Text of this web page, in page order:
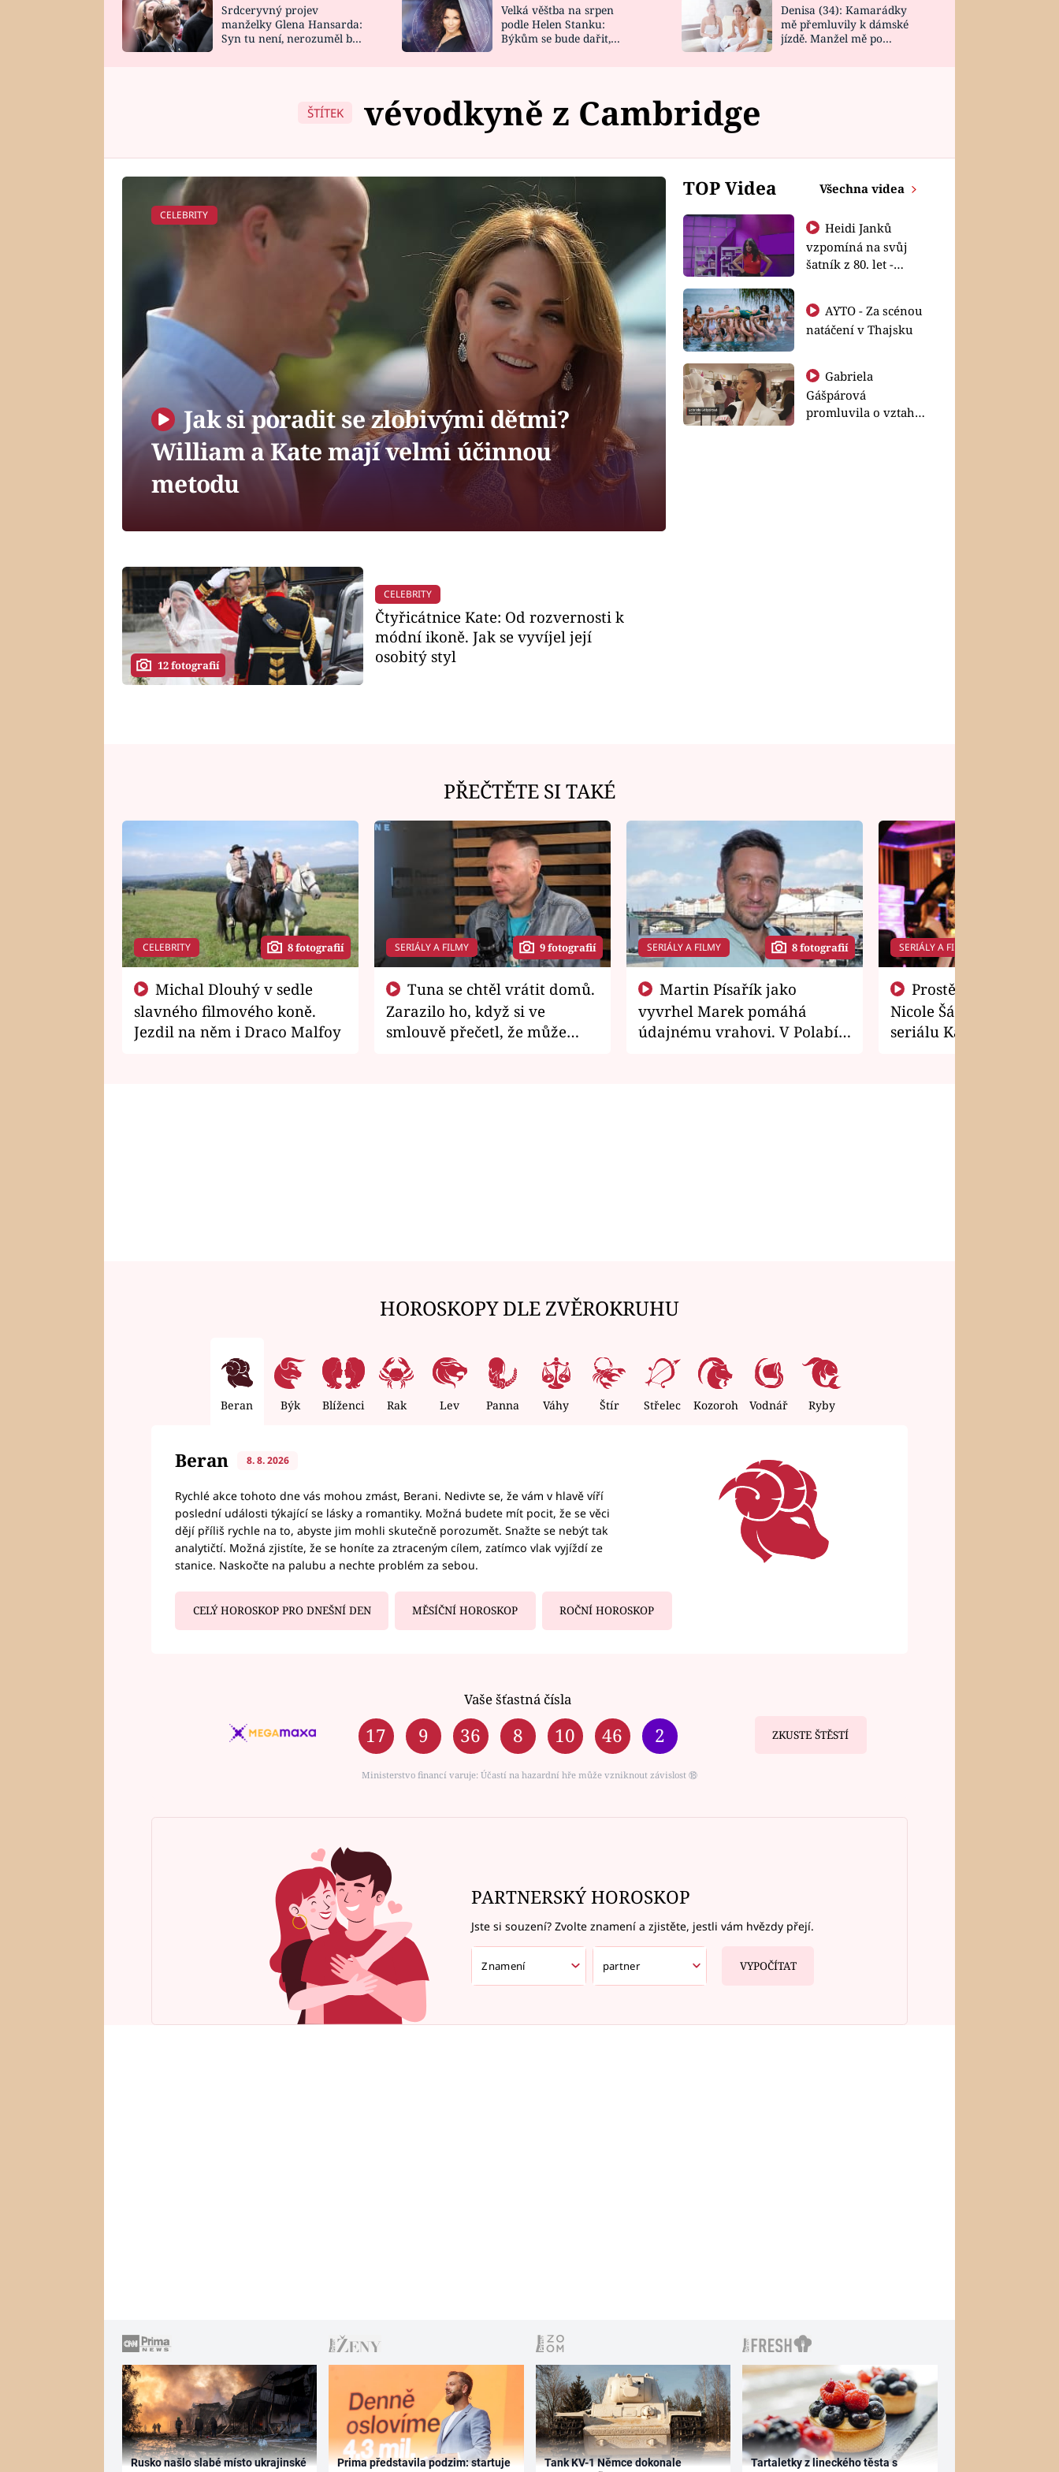
HOROSKOP NA
CELEBRITY
VAŘENÍ
NOVINKY
VIDEORECEPTY
DESIGN
Srdceryvný projev
manželky Glena Hansarda:
Syn tu není, nerozuměl by
Velká věštba na srpen
podle Helen Stanku:
Býkům se bude dařit,
Denisa (34): Kamarádky
mě přemluvily k dámské
jízdě. Manžel mě po
ŠTÍTEK vévodkyně z Cambridge
TOP Videa Všechna videa
Heidi Janků
vzpomíná na svůj
šatník z 80. let -
natáčení v Thajsku
Gabriela
Gášpárová
promluvila o vztahu
CELEBRITY
Jak si poradit se zlobivými dětmi?
William a Kate mají velmi účinnou
metodu
12 fotografií
CELEBRITY
Čtyřicátnice Kate: Od rozvernosti k
módní ikoně. Jak se vyvíjel její
osobitý styl
PŘEČTĚTE SI TAKÉ
CELEBRITY 8 fotografií
slavného filmového koně.
Jezdil na něm i Draco Malfoy
SERIÁLY A FILMY 9 fotografií
Zarazilo ho, když si ve
smlouvě přečetl, že může
SERIÁLY A FILMY 8 fotografií
vyvrhel Marek pomáhá
údajnému vrahovi. V Polabí
SERIÁLY A FILMY
Nicole Šáchová získala
seriálu Kamarádi
HOROSKOPY DLE ZVĚROKRUHU
Beran Býk Blíženci Rak Lev Panna Váhy Štír Střelec Kozoroh Vodnář Ryby
Beran 8. 8. 2026
Rychlé akce tohoto dne vás mohou zmást, Berani. Nedivte se, že vám v hlavě víří
poslední události týkající se lásky a romantiky. Možná budete mít pocit, že se věci
dějí příliš rychle na to, abyste jim mohli skutečně porozumět. Snažte se nebýt tak
analytičtí. Možná zjistíte, že se honíte za ztraceným cílem, zatímco vlak vyjíždí ze
stanice. Naskočte na palubu a nechte problém za sebou.
CELÝ HOROSKOP PRO DNEŠNÍ DEN MĚSÍČNÍ HOROSKOP ROČNÍ HOROSKOP
Vaše šťastná čísla
17 9 36 8 10 46 2 ZKUSTE ŠTĚSTÍ
Ministerstvo financí varuje: Účastí na hazardní hře může vzniknout závislost ⑱
PARTNERSKÝ HOROSKOP
Jste si souzení? Zvolte znamení a zjistěte, jestli vám hvězdy přejí.
VYPOČÍTAT
Rusko našlo slabé místo ukrajinské Prima představila podzim: startuje Tank KV-1 Němce dokonale Tartaletky z lineckého těsta s